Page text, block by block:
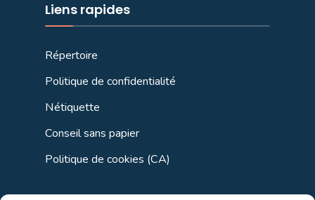
Liens rapides
Répertoire
Politique de confidentialité
Nétiquette
Conseil sans papier
Politique de cookies (CA)